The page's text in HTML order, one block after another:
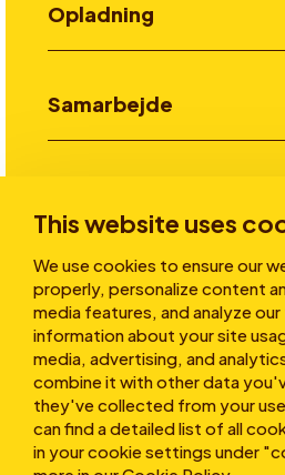
This website uses
We use cookies to ensure our
properly, personalize content
media features, and analyze
information about your site
media, advertising, and
combine it with other data
they've collected from your
can find a detailed list of all
in your cookie settings under
Opladning
Samarbejde
Historier
Om os